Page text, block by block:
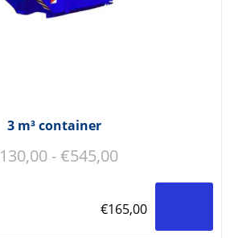
3 m³ container
130,00 -€545,00Prijsklasse:
€545,00
€165,00